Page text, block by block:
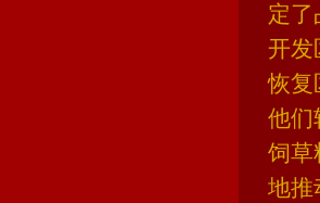
定了
开发
恢复
他们
饲草
地推